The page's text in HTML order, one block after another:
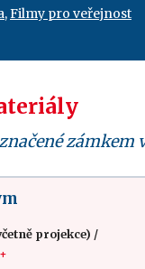
,Filmy pro veřejnost
zámkem
projekce) /